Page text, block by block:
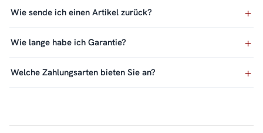
Wie sende ich einen Artikel zurück?
Wie lange habe ich Garantie?
Welche Zahlungsarten bieten Sie an?